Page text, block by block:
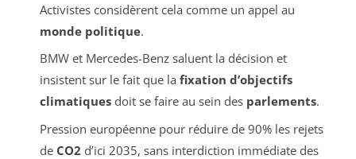
Activistes considèrent cela comme un appel au
monde politique.
BMW et Mercedes-Benz saluent la décision et
insistent sur le fait que la fixation d’objectifs
climatiquesdoit se faire au sein des parlements.
Pression européenne pour réduire de 90% les rejets
de CO2 d’ici 2035, sans interdiction immédiate des